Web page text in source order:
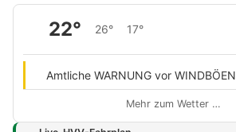
22° 26° 17°
Amtliche WARNUNG vor WINDBÖEN
Mehr zum Wetter …